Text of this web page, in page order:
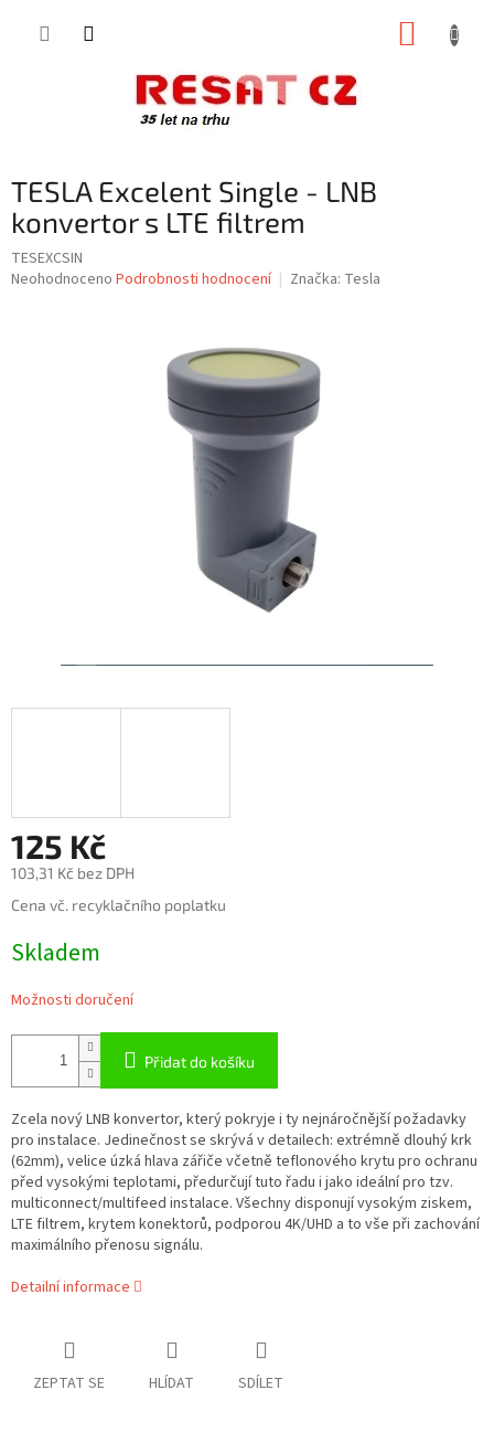
TESLA Excelent Single - LNB
konvertor s LTE filtrem
TESEXCSIN
Průměrné
Neohodnoceno Podrobnosti hodnocení Značka: Tesla
125 Kč
103,31 Kč bez DPH
Měrná
Cena vč. recyklačního poplatku
Skladem
Možnosti doručení
Přidat do košíku
Zcela nový LNB konvertor, který pokryje i ty nejnáročnější požadavky
pro instalace. Jedinečnost se skrývá v detailech: extrémně dlouhý krk
(62mm), velice úzká hlava zářiče včetně teflonového krytu pro ochranu
před vysokými teplotami, předurčují tuto řadu i jako ideální pro tzv.
multiconnect/multifeed instalace. Všechny disponují vysokým ziskem,
LTE filtrem, krytem konektorů, podporou 4K/UHD a to vše při zachování
maximálního přenosu signálu.
Detailní informace
ZEPTAT SE HLÍDAT SDÍLET